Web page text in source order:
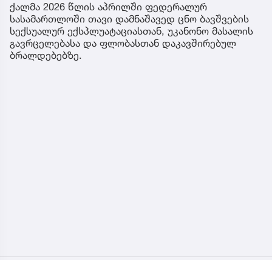
ქალმა 2026 წლის აპრილში ფედერალურ
სასამართლოში თავი დამნაშავედ ცნო ბავშვების
სექსუალურ ექსპლუატაციასთან, უკანონო მასალის
გავრცელებასა და ფლობასთან დაკავშირებულ
ბრალდებებზე.